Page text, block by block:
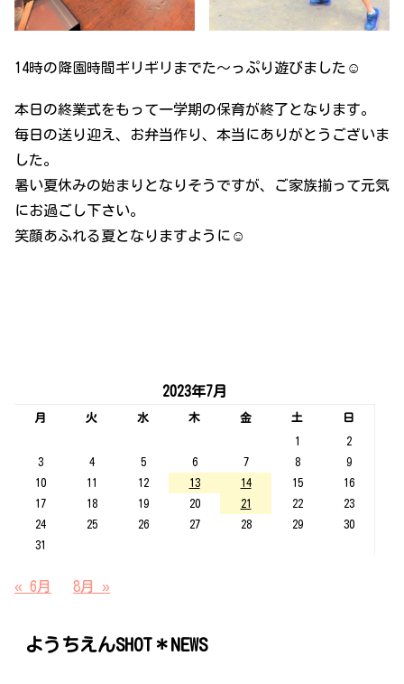
14時の降園時間ギリギリまでた～っぷり遊びました☺
本日の終業式をもって一学期の保育が終了となります。
毎日の送り迎え、お弁当作り、本当にありがとうございま
した。
暑い夏休みの始まりとなりそうですが、ご家族揃って元気
にお過ごし下さい。
笑顔あふれる夏となりますように☺
2023年7月
月 火 水 木 金 土
日
1
2
3
4 5 6 7 8
9
10
11 12 13 14 15
16
17
18 19 20 21 22
23
24
25 26 27 28 29
30
31
« 6月 8月 »
ようちえんSHOT＊NEWS